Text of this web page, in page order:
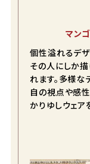
マン
個性溢れるデザ
その人にしか
れます。多様な
自の視点や感
かりゆしウェア